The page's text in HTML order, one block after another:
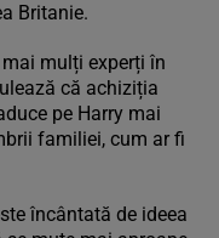
Britanie.
mulți experți în
că achiziția
pe Harry mai
familiei, cum ar fi
încântată de ideea